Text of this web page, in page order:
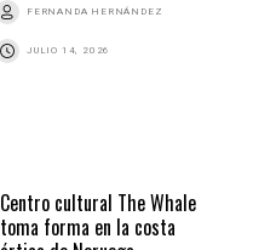
FERNANDA HERNÁNDEZ
JULIO 14, 2026
Centro cultural The Whale
toma forma en la costa